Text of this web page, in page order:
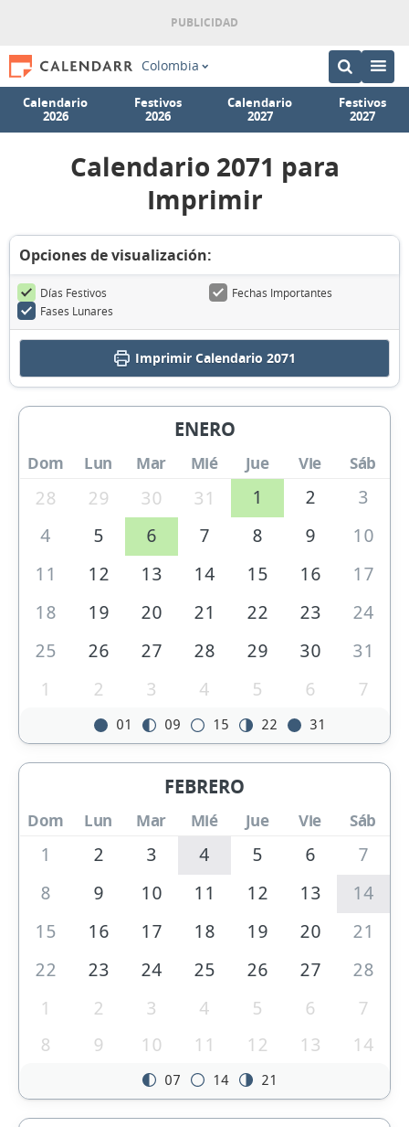
Colombia
Calendario
2026
Festivos
2026
Calendario
2027
Festivos
2027
Calendario 2071 para
Imprimir
Opciones de visualización:
Días Festivos
Fechas Importantes
Fases Lunares
ImprimirCalendario 2071
ENERO
Dom Lun Mar Mié Jue Vie Sáb
28 29 30 31 1 2
3
4
5 6 7 8 9
10
11
12 13 14 15 16
17
18
19 20 21 22 23
24
25
26 27 28 29 30
31
1
2 3 4 5 6 7
01 09 15 22 31
FEBRERO
Dom Lun Mar Mié Jue Vie Sáb
1 2 3 4 5 6
7
8
9 10 11 12 13
14
15
16 17 18 19 20
21
22
23 24 25 26 27
28
1
2 3 4 5 6
7
8
9 10 11 12 13 14
07 14 21